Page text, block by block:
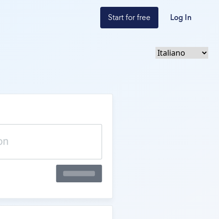
Start for free Log In